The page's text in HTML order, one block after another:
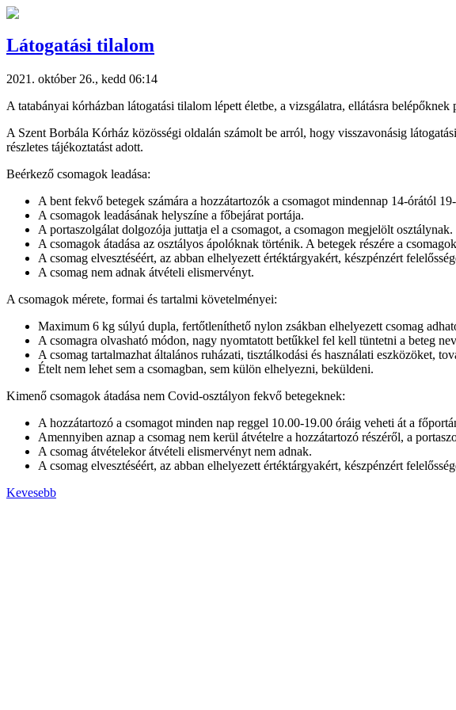
Látogatási tilalom
2021. október 26., kedd 06:14
A tatabányai kórházban látogatási tilalom lépett életbe, a vizsgálatra, ellátásra
A Szent Borbála Kórház közösségi oldalán számolt be arról, hogy visszavonásig
részletes tájékoztatást adott.
Beérkező csomagok leadása:
A bent fekvő betegek számára a hozzátartozók a csomagot mindennap 14-órától
A csomagok leadásának helyszíne a főbejárat portája.
A portaszolgálat dolgozója juttatja el a csomagot, a csomagon megjelölt osztálynak.
A csomagok átadása az osztályos ápolóknak történik. A betegek részére a
A csomag elvesztéséért, az abban elhelyezett értéktárgyakért, készpénzért
A csomag nem adnak átvételi elismervényt.
A csomagok mérete, formai és tartalmi követelményei:
Maximum 6 kg súlyú dupla, fertőtleníthető nylon zsákban elhelyezett csomag
A csomagra olvasható módon, nagy nyomtatott betűkkel fel kell tüntetni a beteg
A csomag tartalmazhat általános ruházati, tisztálkodási és használati eszközöket,
Ételt nem lehet sem a csomagban, sem külön elhelyezni, beküldeni.
Kimenő csomagok átadása nem Covid-osztályon fekvő betegeknek:
A hozzátartozó a csomagot minden nap reggel 10.00-19.00 óráig veheti át a
Amennyiben aznap a csomag nem kerül átvételre a hozzátartozó részéről, a
A csomag átvételekor átvételi elismervényt nem adnak.
A csomag elvesztéséért, az abban elhelyezett értéktárgyakért, készpénzért
Kevesebb